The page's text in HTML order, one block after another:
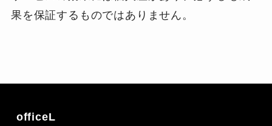
果を保証するものではありません。
officeL